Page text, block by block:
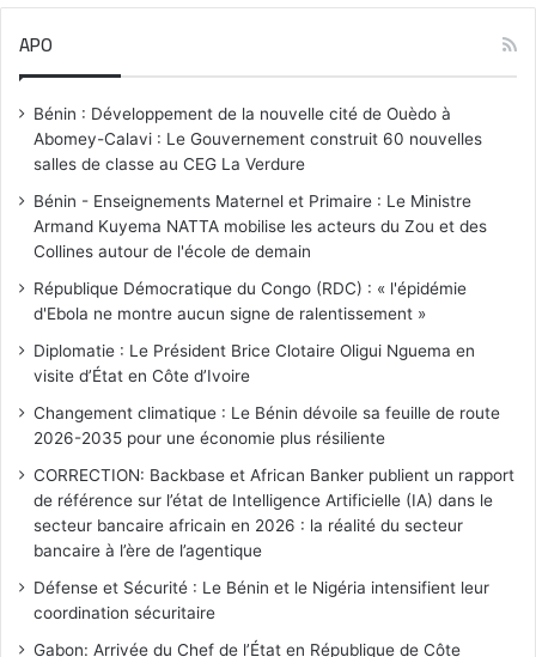
APO
Bénin : Développement de la nouvelle cité de Ouèdo à
Abomey-Calavi : Le Gouvernement construit 60 nouvelles
salles de classe au CEG La Verdure
Bénin - Enseignements Maternel et Primaire : Le Ministre
Armand Kuyema NATTA mobilise les acteurs du Zou et des
Collines autour de l'école de demain
République Démocratique du Congo (RDC) : « l'épidémie
d'Ebola ne montre aucun signe de ralentissement »
Diplomatie : Le Président Brice Clotaire Oligui Nguema en
visite d’État en Côte d’Ivoire
Changement climatique : Le Bénin dévoile sa feuille de route
2026-2035 pour une économie plus résiliente
CORRECTION: Backbase et African Banker publient un rapport
de référence sur l’état de Intelligence Artificielle (IA) dans le
secteur bancaire africain en 2026 : la réalité du secteur
bancaire à l’ère de l’agentique
Défense et Sécurité : Le Bénin et le Nigéria intensifient leur
coordination sécuritaire
Gabon: Arrivée du Chef de l’État en République de Côte